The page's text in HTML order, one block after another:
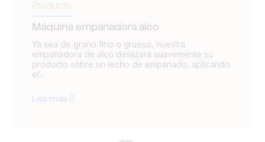
Producto
Máquina empanadora alco
Ya sea de grano fino o grueso, nuestra
empanadora de alco deslizará suavemente su
producto sobre un lecho de empanado, aplicando
el...
Lea más